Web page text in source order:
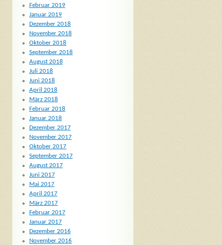
Februar 2019
Januar 2019
Dezember 2018
November 2018
Oktober 2018
September 2018
August 2018
Juli 2018
Juni 2018
April 2018
März 2018
Februar 2018
Januar 2018
Dezember 2017
November 2017
Oktober 2017
September 2017
August 2017
Juni 2017
Mai 2017
April 2017
März 2017
Februar 2017
Januar 2017
Dezember 2016
November 2016